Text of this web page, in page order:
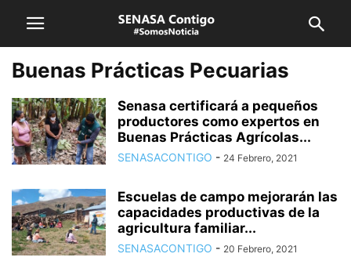
Buenas Prácticas Pecuarias
Senasa certificará a pequeños
productores como expertos en
Buenas Prácticas Agrícolas...
SENASACONTIGO - 24 Febrero, 2021
Escuelas de campo mejorarán las
capacidades productivas de la
agricultura familiar...
SENASACONTIGO - 20 Febrero, 2021